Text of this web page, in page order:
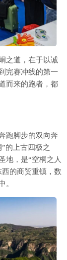
之道，在于以诚
完赛冲线的第一
而来的跑者，都
跑脚步的双向奔
的上古四极之
地，是“空桐之人
的商贸重镇，数
。